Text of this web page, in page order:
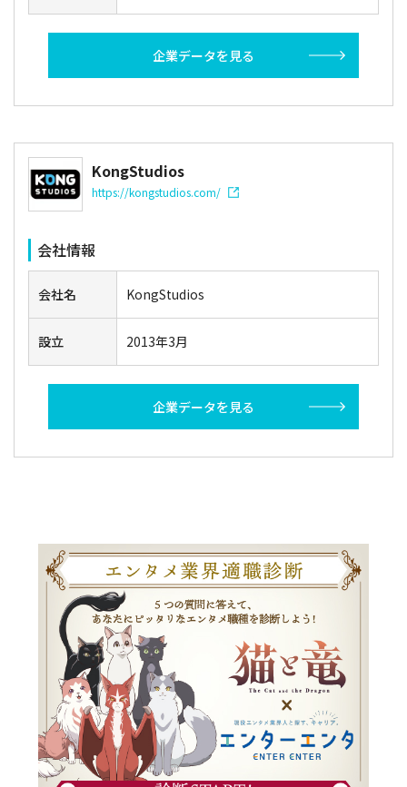
企業データを見る
KongStudios
https://kongstudios.com/
会社情報
会社名 KongStudios
設立 2013年3月
企業データを見る